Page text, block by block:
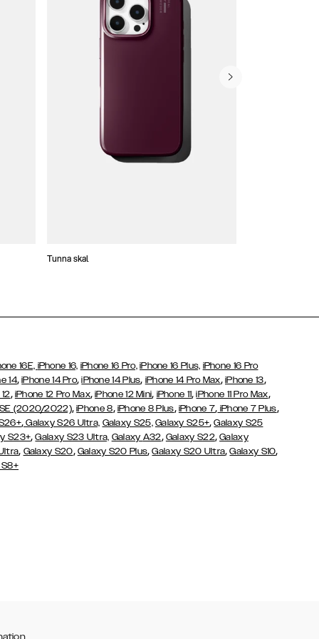
Tunna skal
16E, iPhone 16, iPhone 16 Pro, iPhone 16 Plus, iPhone 16 Pro
14,iPhone 14 Pro,iPhone 14 Plus, iPhone 14 Pro Max, iPhone 13,
, iPhone 12 Pro Max,iPhone 12 Mini, iPhone 11,iPhone 11 Pro Max,
SE (2020/2022),iPhone 8, iPhone 8 Plus, iPhone 7, iPhone 7 Plus,
,Galaxy S26 Ultra, Galaxy S25, Galaxy S25+,Galaxy S25
S23+,Galaxy S23 Ultra, Galaxy A32, Galaxy S22,Galaxy
, Galaxy S20, Galaxy S20 Plus,Galaxy S20 Ultra,Galaxy S10,